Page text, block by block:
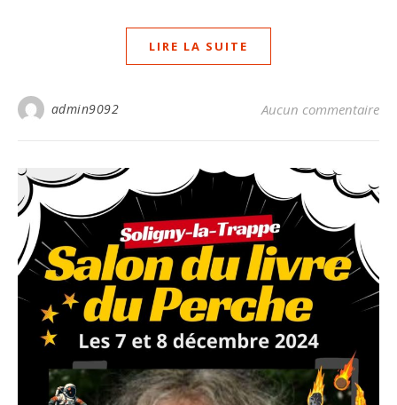
LIRE LA SUITE
admin9092 Aucun commentaire